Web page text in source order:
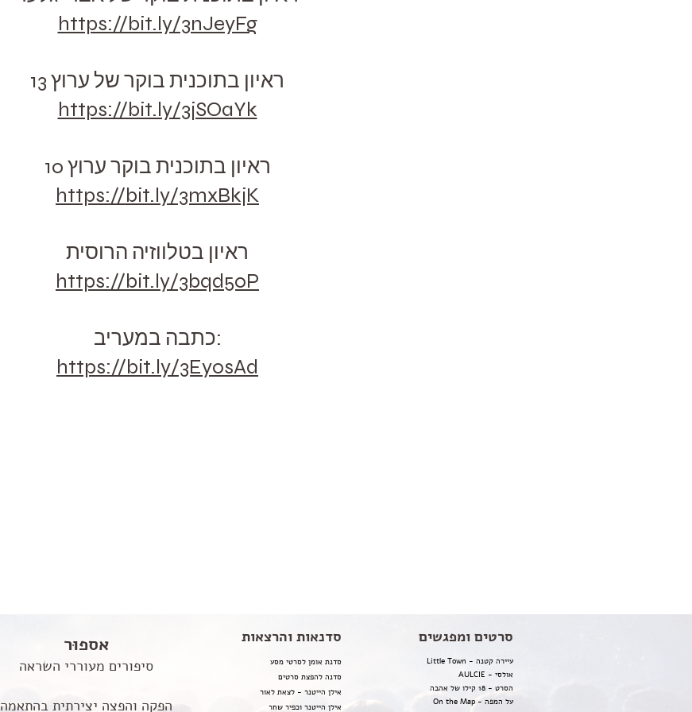
https://bit.ly/3nJeyFg
ראיון בתוכנית בוקר של ערוץ 13
https://bit.ly/3jSOaYk
ראיון בתוכנית בוקר ערוץ 10
https://bit.ly/3mxBkjK
ראיון בטלווזיה הרוסית
https://bit.ly/3bqd50P
כתבה במעריב:
https://bit.ly/3EyosAd
סדנאות והרצאות
סדנת אומן לסרטי מסע
סדנה להפצת סרטים
אילן הייטנר - לצאת לאור
אילן הייטנר וכפיר שחר
אספוּר
סיפורים מעוררי השראה
הפקה והפצה יצירתית בהתאמה
סרטים ומפגשים
עיירה קטנה - Little Town
אולסי - AULCIE
הסרט - 18 קילו של אהבה
על המפה - On the Map